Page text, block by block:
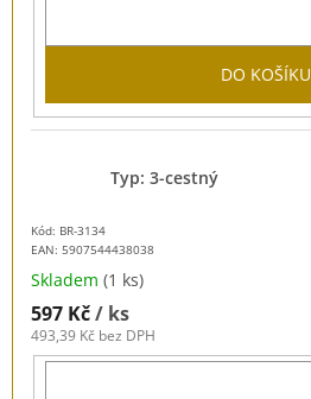
DO KOŠÍKU
Kód: BR-3134
EAN: 5907544438038
Typ: 3-cestný
Skladem (1 ks)
597 Kč/ ks
493,39 Kč bez DPH